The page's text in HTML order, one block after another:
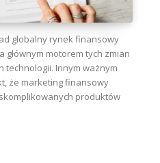
globalny rynek finansowy
głównym motorem tych zmian
technologii. Innym ważnym
że marketing finansowy
produktów